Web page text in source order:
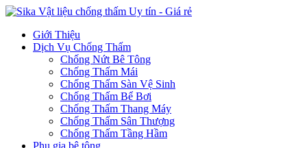
Giới Thiệu
Dịch Vụ Chống Thấm
Chống Nứt Bê Tông
Chống Thấm Mái
Chống Thấm Sàn Vệ Sinh
Chống Thấm Bể Bơi
Chống Thấm Thang Máy
Chống Thấm Sân Thượng
Chống Thấm Tầng Hầm
Phụ gia bê tông